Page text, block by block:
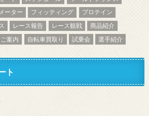
ーター フィッティング
プロテイン
レース報告 レース観戦
商品紹介
案内 自転車買取り 試乗会 選手紹介
ト